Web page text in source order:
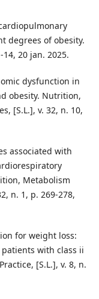
degrees of obesity.
20 jan. 2025.
dysfunction in
obesity. Nutrition,
[S.L.], v. 32, n. 10,
associated with
Metabolism
n. 1, p. 269-278,
for weight loss:
with class ii
[S.L.], v. 8, n.